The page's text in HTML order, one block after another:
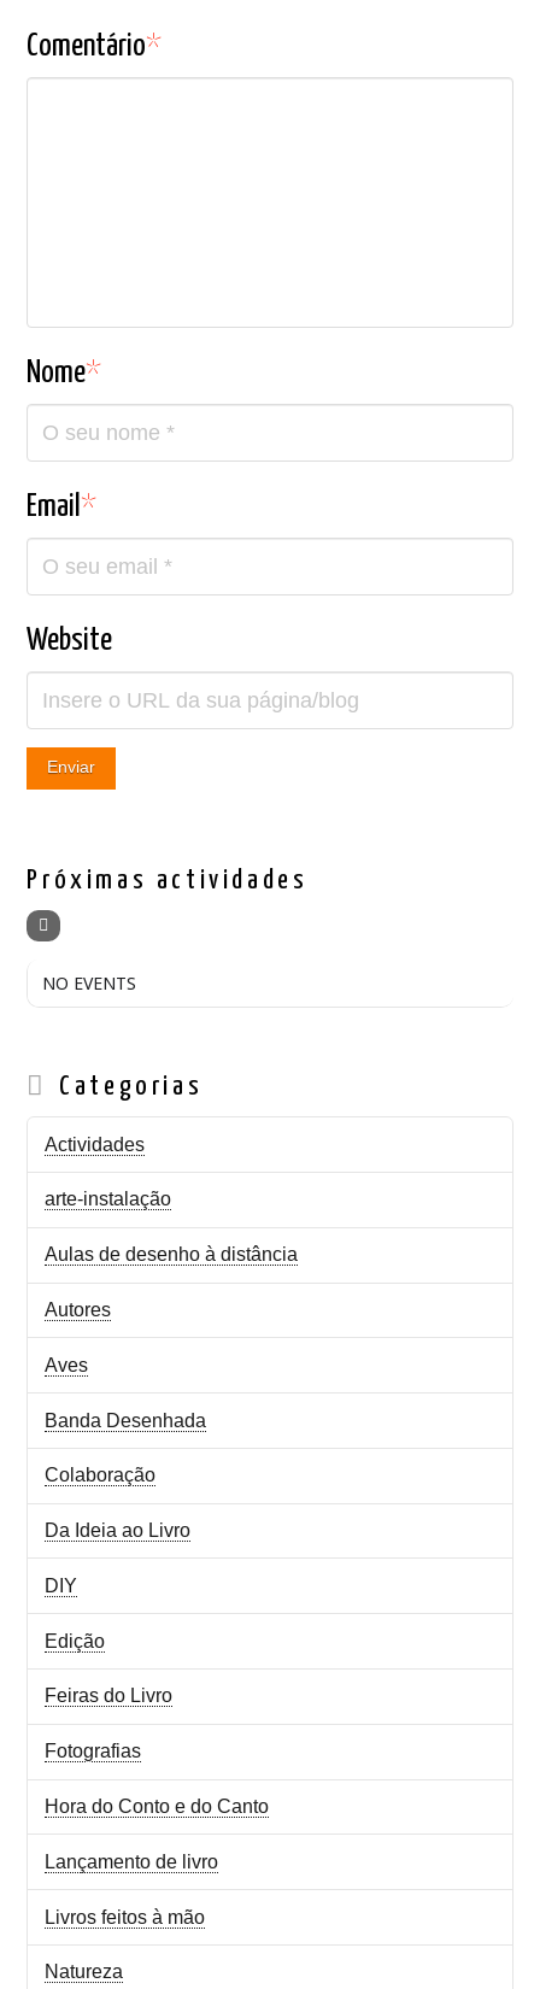
Comentário*
Nome*
Email*
Website
Próximas actividades
NO EVENTS
Categorias
Actividades
arte-instalação
Aulas de desenho à distância
Autores
Aves
Banda Desenhada
Colaboração
Da Ideia ao Livro
DIY
Edição
Feiras do Livro
Fotografias
Hora do Conto e do Canto
Lançamento de livro
Livros feitos à mão
Natureza